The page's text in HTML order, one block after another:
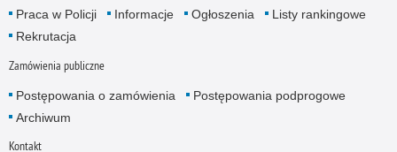
Praca w Policji Informacje Ogłoszenia
Listy rankingowe
Rekrutacja
Zamówienia publiczne
Postępowania o zamówienia
Postępowania podprogowe
Archiwum
Kontakt